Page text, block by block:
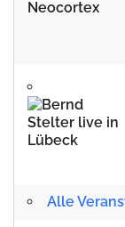
Alle